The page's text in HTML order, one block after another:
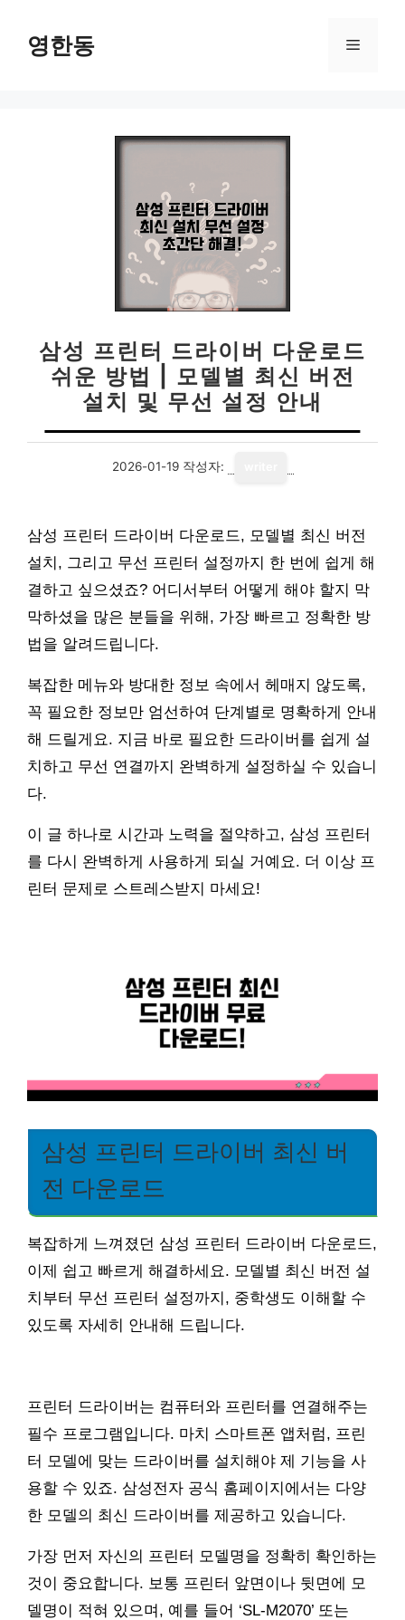
영한동 메
삼성 프린터 드라이버 다운로드
쉬운 방법 | 모델별 최신 버전
설치 및 무선 설정 안내
2026-01-19 작성자:
삼성 프린터 드라이버 다운로드, 모델별 최신 버전
설치, 그리고 무선 프린터 설정까지 한 번에 쉽게 해
결하고 싶으셨죠? 어디서부터 어떻게 해야 할지 막
막하셨을 많은 분들을 위해, 가장 빠르고 정확한 방
법을 알려드립니다.
복잡한 메뉴와 방대한 정보 속에서 헤매지 않도록,
꼭 필요한 정보만 엄선하여 단계별로 명확하게 안내
해 드릴게요. 지금 바로 필요한 드라이버를 쉽게 설
치하고 무선 연결까지 완벽하게 설정하실 수 있습니
다.
이 글 하나로 시간과 노력을 절약하고, 삼성 프린터
를 다시 완벽하게 사용하게 되실 거예요. 더 이상 프
린터 문제로 스트레스받지 마세요!
삼성 프린터 드라이버 최신 버
전 다운로드
복잡하게 느껴졌던 삼성 프린터 드라이버 다운로드,
이제 쉽고 빠르게 해결하세요. 모델별 최신 버전 설
치부터 무선 프린터 설정까지, 중학생도 이해할 수
있도록 자세히 안내해 드립니다.
프린터 드라이버는 컴퓨터와 프린터를 연결해주는
필수 프로그램입니다. 마치 스마트폰 앱처럼, 프린
터 모델에 맞는 드라이버를 설치해야 제 기능을 사
용할 수 있죠. 삼성전자 공식 홈페이지에서는 다양
한 모델의 최신 드라이버를 제공하고 있습니다.
가장 먼저 자신의 프린터 모델명을 정확히 확인하는
것이 중요합니다. 보통 프린터 앞면이나 뒷면에 모
델명이 적혀 있으며, 예를 들어 ‘SL-M2070’ 또는